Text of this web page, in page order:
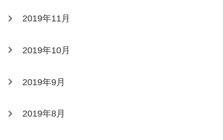
2019年11月
2019年10月
2019年9月
2019年8月